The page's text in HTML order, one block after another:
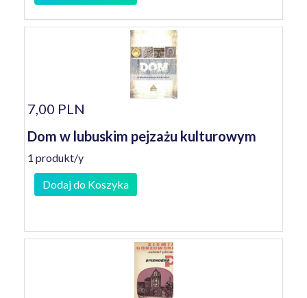
7,00 PLN
Dom w lubuskim pejzażu kulturowym
1 produkt/y
Dodaj do Koszyka